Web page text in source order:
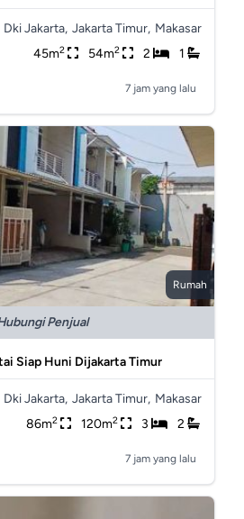
Dki Jakarta, Jakarta Timur, Makasar
45m2 54m2 2 1
7 jam yang lalu
Rumah
Penjual
Siap Huni Dijakarta Timur
Dki Jakarta, Jakarta Timur, Makasar
86m2 120m2 3 2
7 jam yang lalu